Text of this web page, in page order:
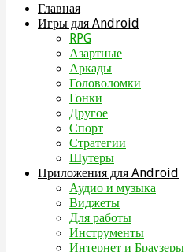
Главная
Игры для Android
RPG
Азартные
Аркады
Головоломки
Гонки
Другое
Спорт
Стратегии
Шутеры
Приложения для Android
Аудио и музыка
Виджеты
Для работы
Инструменты
Интернет и Браузеры